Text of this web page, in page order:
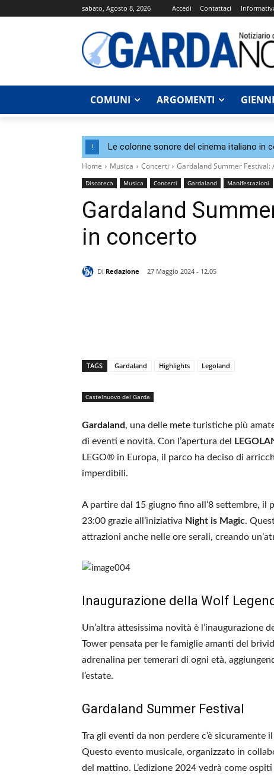
sabato, Agosto 8, 2026 Accedi Contattaci
COMUNI ARGOMENTI
! Le colonne sonore del cinema italiano in
Home Musica Concerti Gardaland Summer
Discoteca Musica Concerti Gardaland Manifestazioni
Gardaland
in concerto
Di Redazione
27 Maggio 2024 - 12.05
TAGS Gardaland Highlights Legoland
Castelnuovo del Garda
Gardaland, una delle mete turistiche più
di eventi e novità. Con l’apertura del
LEGO® in Europa, il parco ha deciso di
imperdibili.
A partire dal 15 giugno fino all’8 settembre,
23:00 grazie all’iniziativa Night is Magic.
attrazioni anche nelle ore serali, creando
Inaugurazione della Wolf
Un’altra attesissima novità è l’inaugurazione
Tower pensata per le famiglie amanti del
adrenalina per temerari di ogni età,
l’estate.
Gardaland Summer Festival
Tra gli eventi da non perdere c’è sicuramente il
Questo evento musicale, organizzato in
del mattino. L’edizione 2024 vedrà come